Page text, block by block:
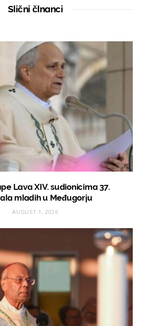
t
Slični člnanci
Lava XIV. sudionicima 37.
mladih u Međugorju
AUGUST 1, 2026